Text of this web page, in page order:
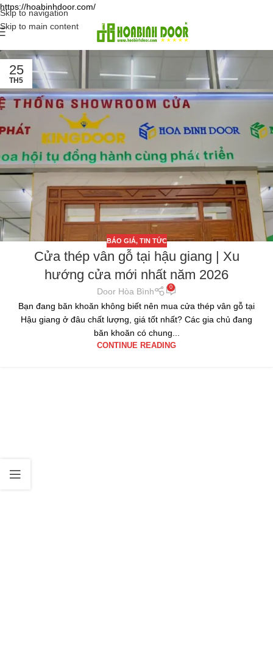
https://hoabinhdoor.com/
Skip to navigation
Skip to main content
25
TH5
BÁO GIÁ, TIN TỨC
Cửa thép vân gỗ tại hậu giang | Xu
hướng cửa mới nhất năm 2026
Door Hòa Bình 0
Bạn đang băn khoăn không biết nên mua cửa thép vân gỗ tại
Hậu giang ở đâu chất lượng, giá tốt nhất? Các gia chủ đang
băn khoăn có chung...
CONTINUE READING